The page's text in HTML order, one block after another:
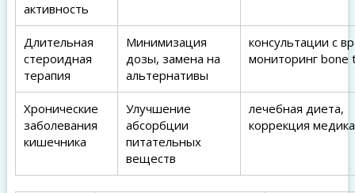
активность
Длительная
стероидная
терапия
Минимизация
дозы, замена на
альтернативы
консультации с
мониторинг bone
Хронические
заболевания
кишечника
Улучшение
абсорбции
питательных
веществ
лечебная диета,
коррекция